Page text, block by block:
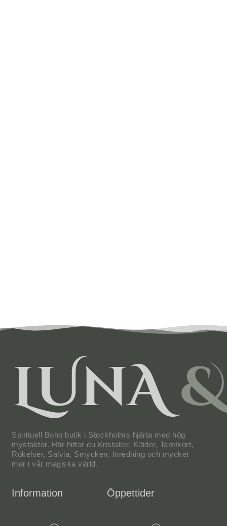
Spirituell Boho butik i Stockholms hjärta med hög
mysfaktor. Här hittar du Kristaller, Kläder, Tarotkort,
Rökelser, Salvia, Smycken, Inredning och mycket
mer i vår magiska värld.
Information Öppettider